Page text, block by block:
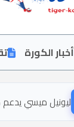
أخبار الكورة
ليونيل ميسي يدعم